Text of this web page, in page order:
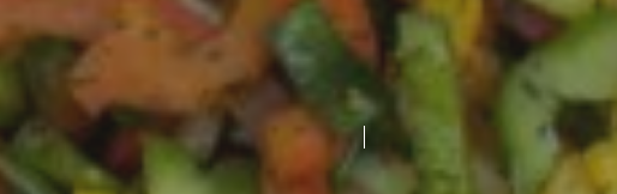
15. JANUAR 2017 TEILEN